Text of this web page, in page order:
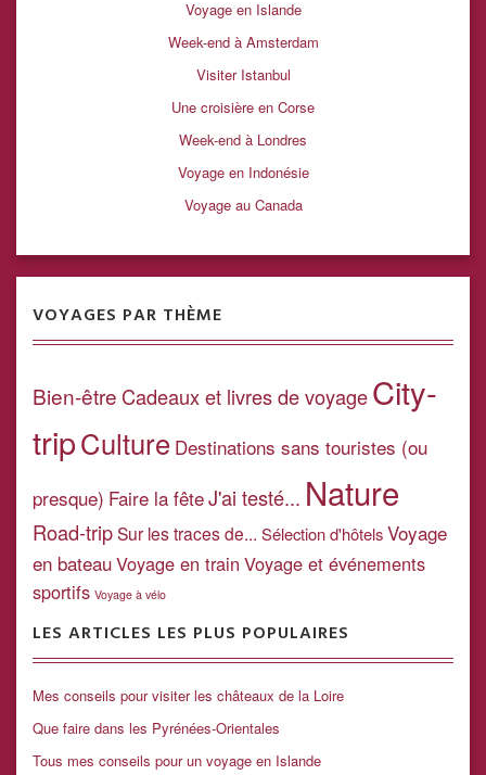
Voyage en Islande
Week-end à Amsterdam
Visiter Istanbul
Une croisière en Corse
Week-end à Londres
Voyage en Indonésie
Voyage au Canada
VOYAGES PAR THÈME
Bien-être Cadeaux et livres de voyageCity-
tripCulture Destinations sans touristes (ou
presque) Faire la fêteJ'ai testé... Nature
Road-tripSur les traces de... Sélection d'hôtelsVoyage
en bateauVoyage en train Voyage et événements
sportifs Voyage à vélo
LES ARTICLES LES PLUS POPULAIRES
Mes conseils pour visiter les châteaux de la Loire
Que faire dans les Pyrénées-Orientales
Tous mes conseils pour un voyage en Islande